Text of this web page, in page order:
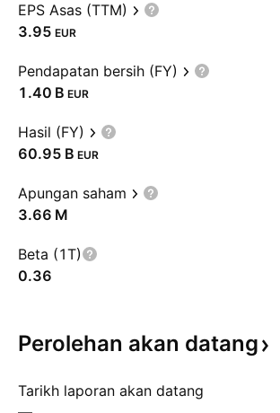
EPS Asas (TTM)
3.95 EUR
Pendapatan bersih (FY)
‪1.40 B‬ EUR
Hasil (FY)
‪60.95 B‬ EUR
Apungan saham
‪3.66 M‬
Beta (1T)
0.36
Perolehan akan datang
Tarikh laporan akan datang